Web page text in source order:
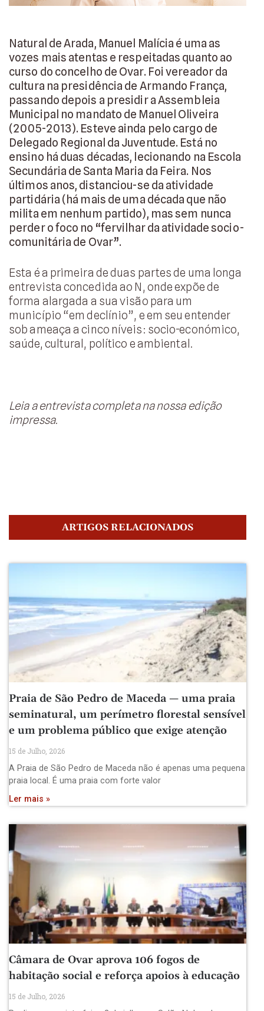
Natural de Arada, Manuel Malícia é uma as
vozes mais atentas e respeitadas quanto ao
curso do concelho de Ovar. Foi vereador da
cultura na presidência de Armando França,
passando depois a presidir a Assembleia
Municipal no mandato de Manuel Oliveira
(2005-2013). Esteve ainda pelo cargo de
Delegado Regional da Juventude. Está no
ensino há duas décadas, lecionando na Escola
Secundária de Santa Maria da Feira. Nos
últimos anos, distanciou-se da atividade
partidária (há mais de uma década que não
milita em nenhum partido), mas sem nunca
perder o foco no “fervilhar da atividade socio-
comunitária de Ovar”.
Esta é a primeira de duas partes de uma longa
entrevista concedida ao N, onde expõe de
forma alargada a sua visão para um
município “em declínio”, e em seu entender
sob ameaça a cinco níveis: socio-económico,
saúde, cultural, político e ambiental.
Leia a entrevista completa na nossa edição
impressa.
ARTIGOS RELACIONADOS
Praia de São Pedro de Maceda — uma praia
seminatural, um perímetro florestal sensível
e um problema público que exige atenção
15 de Julho, 2026
A Praia de São Pedro de Maceda não é apenas uma pequena
praia local. É uma praia com forte valor
Ler mais »
Câmara de Ovar aprova 106 fogos de
habitação social e reforça apoios à educação
15 de Julho, 2026